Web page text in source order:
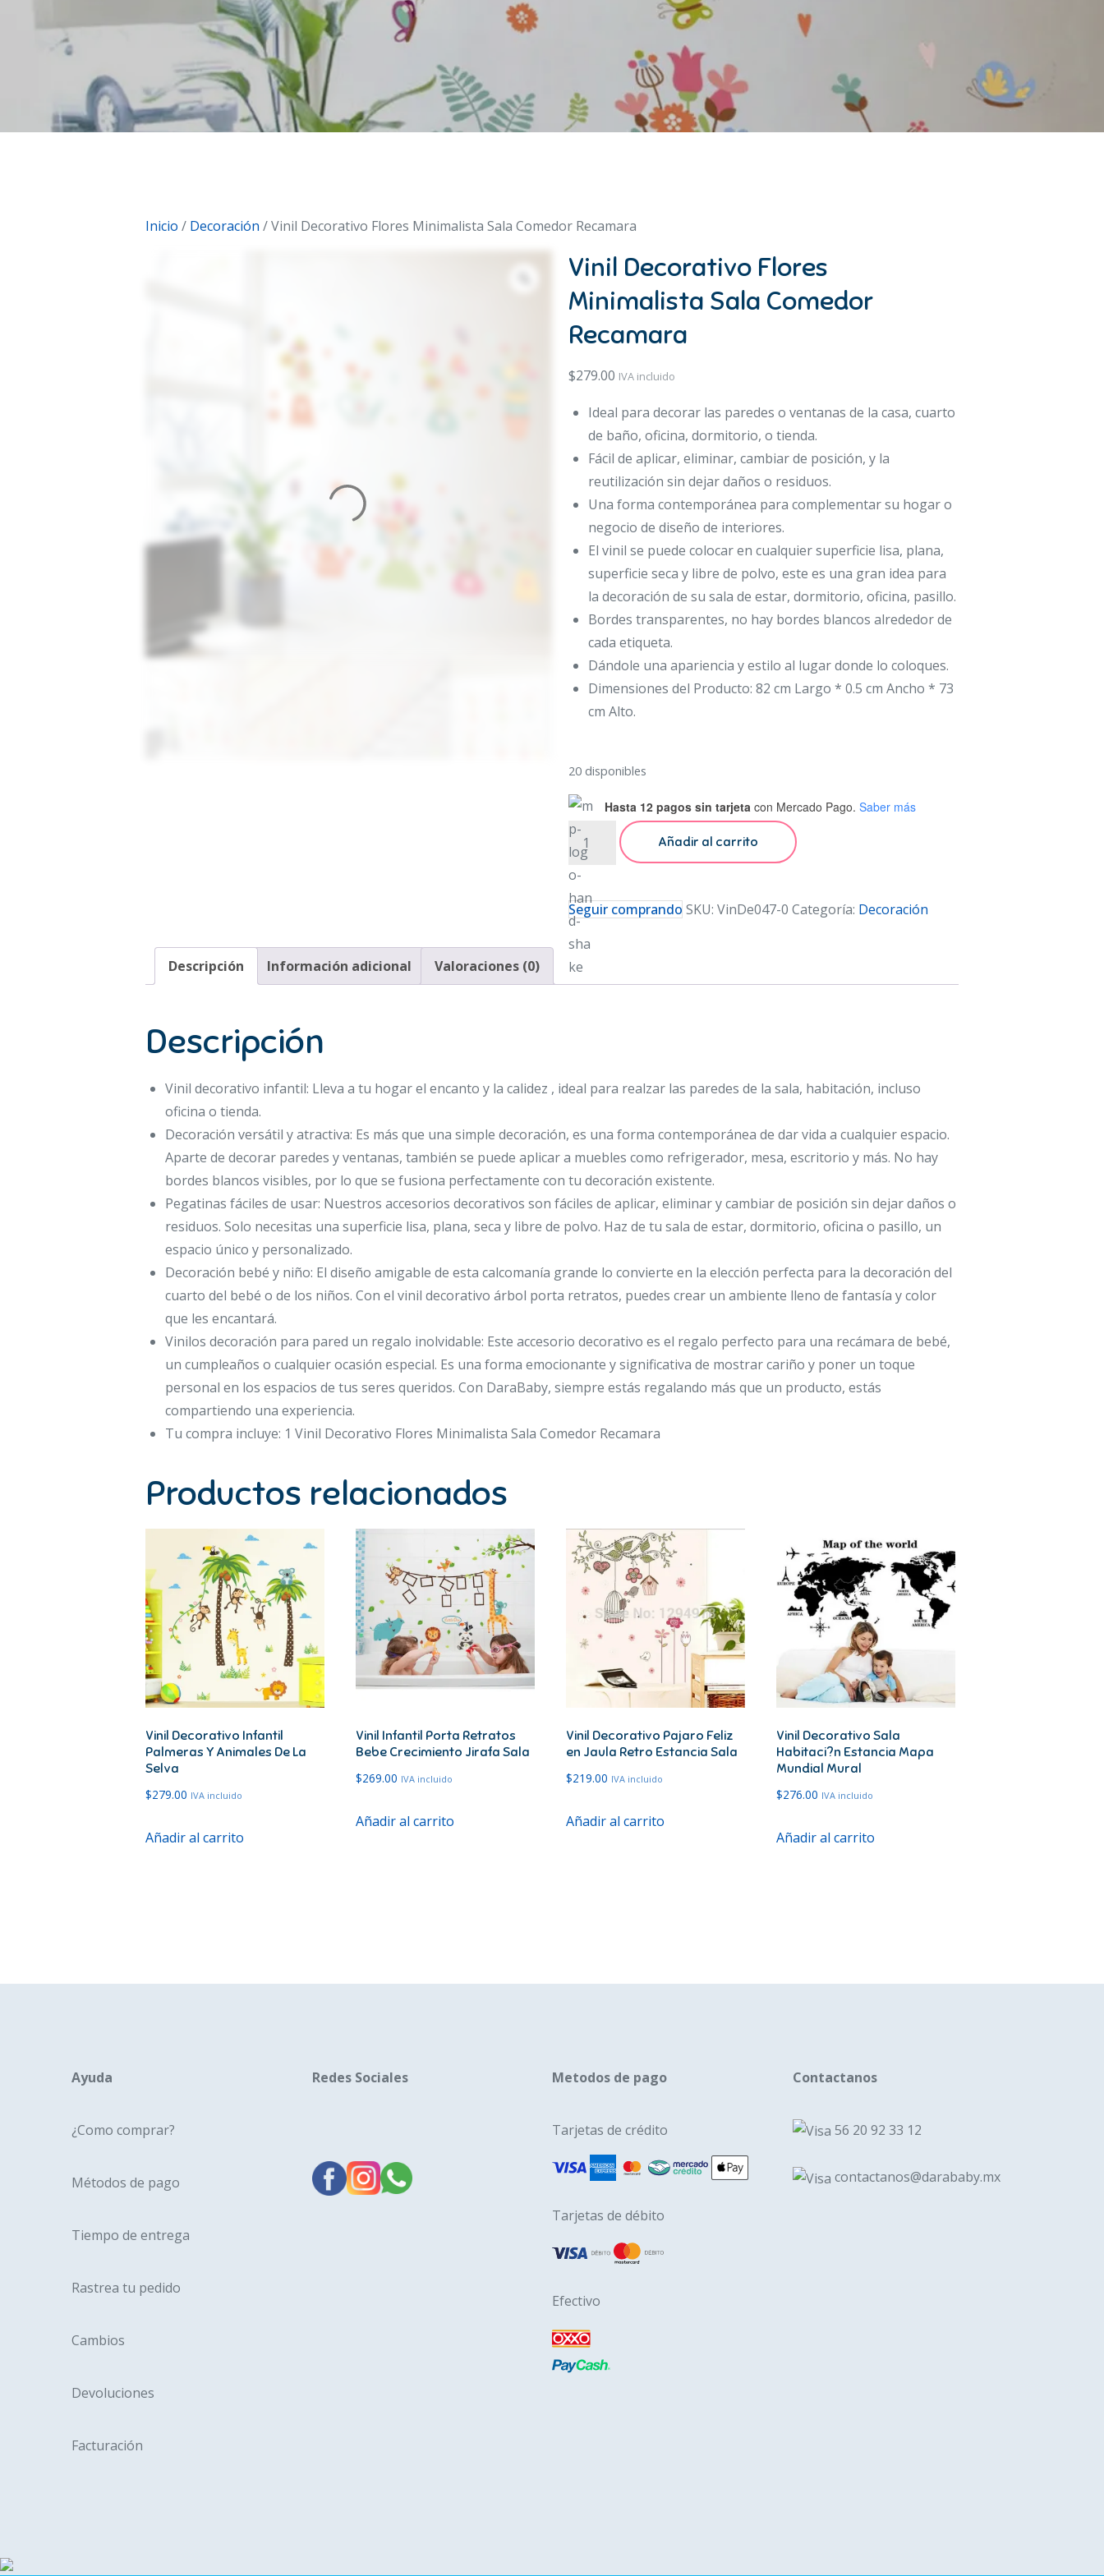
Inicio / Decoración / Vinil Decorativo Flores Minimalista Sala Comedor Recamara
Vinil Decorativo Flores
Minimalista Sala Comedor
Recamara
$279.00 IVA incluido
Ideal para decorar las paredes o ventanas de la casa, cuarto
de baño, oficina, dormitorio, o tienda.
Fácil de aplicar, eliminar, cambiar de posición, y la
reutilización sin dejar daños o residuos.
Una forma contemporánea para complementar su hogar o
negocio de diseño de interiores.
El vinil se puede colocar en cualquier superficie lisa, plana,
superficie seca y libre de polvo, este es una gran idea para
la decoración de su sala de estar, dormitorio, oficina, pasillo.
Bordes transparentes, no hay bordes blancos alrededor de
cada etiqueta.
Dándole una apariencia y estilo al lugar donde lo coloques.
Dimensiones del Producto: 82 cm Largo * 0.5 cm Ancho * 73
cm Alto.
20 disponibles
Hasta 12 pagos sin tarjetacon Mercado Pago. Saber más
Vinil
Decorativo
Flores
Minimalista
Sala
Comedor
Recamara
Añadir al carrito
Seguir comprando SKU: VinDe047-0 Categoría: Decoración
Descripción Información adicional Valoraciones (0)
Descripción
Vinil decorativo infantil: Lleva a tu hogar el encanto y la calidez , ideal para realzar las paredes de la sala, habitación, incluso
oficina o tienda.
Decoración versátil y atractiva: Es más que una simple decoración, es una forma contemporánea de dar vida a cualquier espacio.
Aparte de decorar paredes y ventanas, también se puede aplicar a muebles como refrigerador, mesa, escritorio y más. No hay
bordes blancos visibles, por lo que se fusiona perfectamente con tu decoración existente.
Pegatinas fáciles de usar: Nuestros accesorios decorativos son fáciles de aplicar, eliminar y cambiar de posición sin dejar daños o
residuos. Solo necesitas una superficie lisa, plana, seca y libre de polvo. Haz de tu sala de estar, dormitorio, oficina o pasillo, un
espacio único y personalizado.
Decoración bebé y niño: El diseño amigable de esta calcomanía grande lo convierte en la elección perfecta para la decoración del
cuarto del bebé o de los niños. Con el vinil decorativo árbol porta retratos, puedes crear un ambiente lleno de fantasía y color
que les encantará.
Vinilos decoración para pared un regalo inolvidable: Este accesorio decorativo es el regalo perfecto para una recámara de bebé,
un cumpleaños o cualquier ocasión especial. Es una forma emocionante y significativa de mostrar cariño y poner un toque
personal en los espacios de tus seres queridos. Con DaraBaby, siempre estás regalando más que un producto, estás
compartiendo una experiencia.
Tu compra incluye: 1 Vinil Decorativo Flores Minimalista Sala Comedor Recamara
Productos relacionados
Vinil Decorativo Infantil
Palmeras Y Animales De La
Selva
$279.00 IVA incluido
Añadir al carrito
Vinil Infantil Porta Retratos
Bebe Crecimiento Jirafa Sala
$269.00 IVA incluido
Añadir al carrito
Vinil Decorativo Pajaro Feliz
en Jaula Retro Estancia Sala
$219.00 IVA incluido
Añadir al carrito
Vinil Decorativo Sala
Habitaci?n Estancia Mapa
Mundial Mural
$276.00 IVA incluido
Añadir al carrito
Ayuda
¿Como comprar?
Métodos de pago
Tiempo de entrega
Rastrea tu pedido
Cambios
Devoluciones
Facturación
Redes Sociales Metodos de pago
Tarjetas de crédito
Tarjetas de débito
Efectivo
Contactanos
56 20 92 33 12
contactanos@darababy.mx